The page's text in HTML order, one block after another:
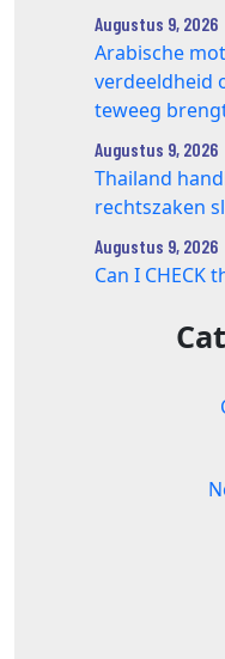
Augustus 9, 2026
Arabische
verdeeldheid
teweeg
Augustus 9, 2026
Thailand
rechtszaken
Augustus 9, 2026
Can I CHECK